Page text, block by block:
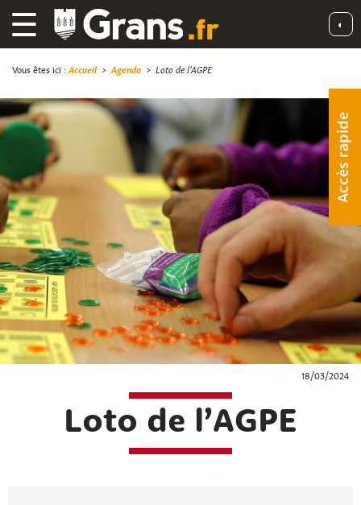
☰ ◐
Accès rapide
Vous êtes ici : Accueil> Agenda > Loto de l’AGPE
18/03/2024
Loto de l’AGPE